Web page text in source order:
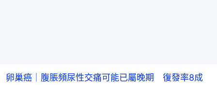
卵巢癌｜腹脹頻尿性交痛可能已屬晚期 復發率8成